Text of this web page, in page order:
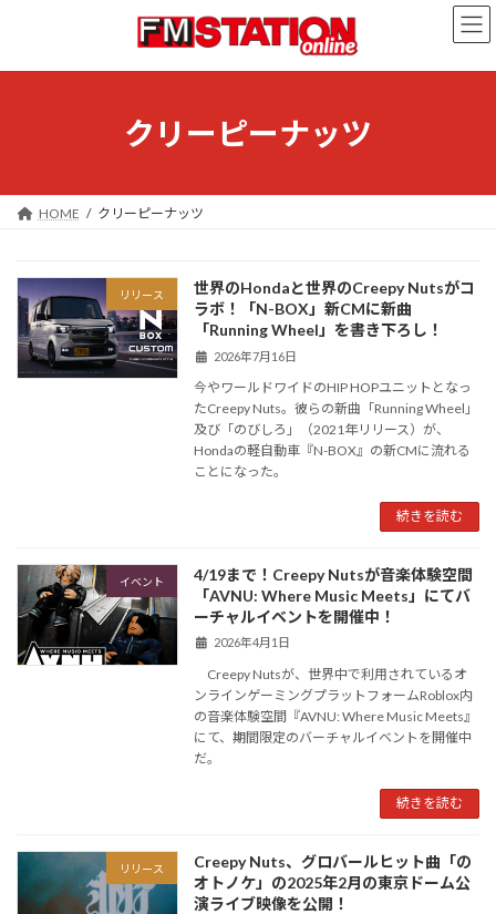
ン
ー
クリーピーナッツ
HOME クリーピーナッツ
リリース
世界のHondaと世界のCreepy Nutsがコ
ラボ！「N-BOX」新CMに新曲
「Running Wheel」を書き下ろし！
2026年7月16日
今やワールドワイドのHIP HOPユニットとなっ
たCreepy Nuts。彼らの新曲「Running Wheel」
及び「のびしろ」（2021年リリース）が、
Hondaの軽自動車『N-BOX』の新CMに流れる
ことになった。
続きを読む
イベント
4/19まで！Creepy Nutsが音楽体験空間
「AVNU: Where Music Meets」にてバ
ーチャルイベントを開催中！
2026年4月1日
Creepy Nutsが、世界中で利用されているオ
ンラインゲーミングプラットフォームRoblox内
の音楽体験空間『AVNU: Where Music Meets』
にて、期間限定のバーチャルイベントを開催中
だ。
続きを読む
リリース
Creepy Nuts、グロバールヒット曲「の
オトノケ」の2025年2月の東京ドーム公
演ライブ映像を公開！